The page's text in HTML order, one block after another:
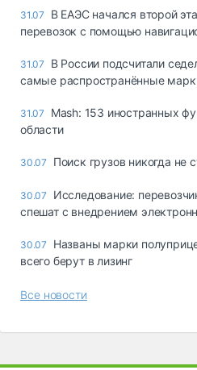
31.07
В ЕАЭС начался второй
перевозок с помощью
31.07
В России подсчитали
самые распространённые
31.07
Mash: 153 иностранных
области
30.07 Поиск грузов никогда не
30.07
Исследование:
спешат с внедрением
30.07
Названы марки
всего берут в лизинг
Все новости